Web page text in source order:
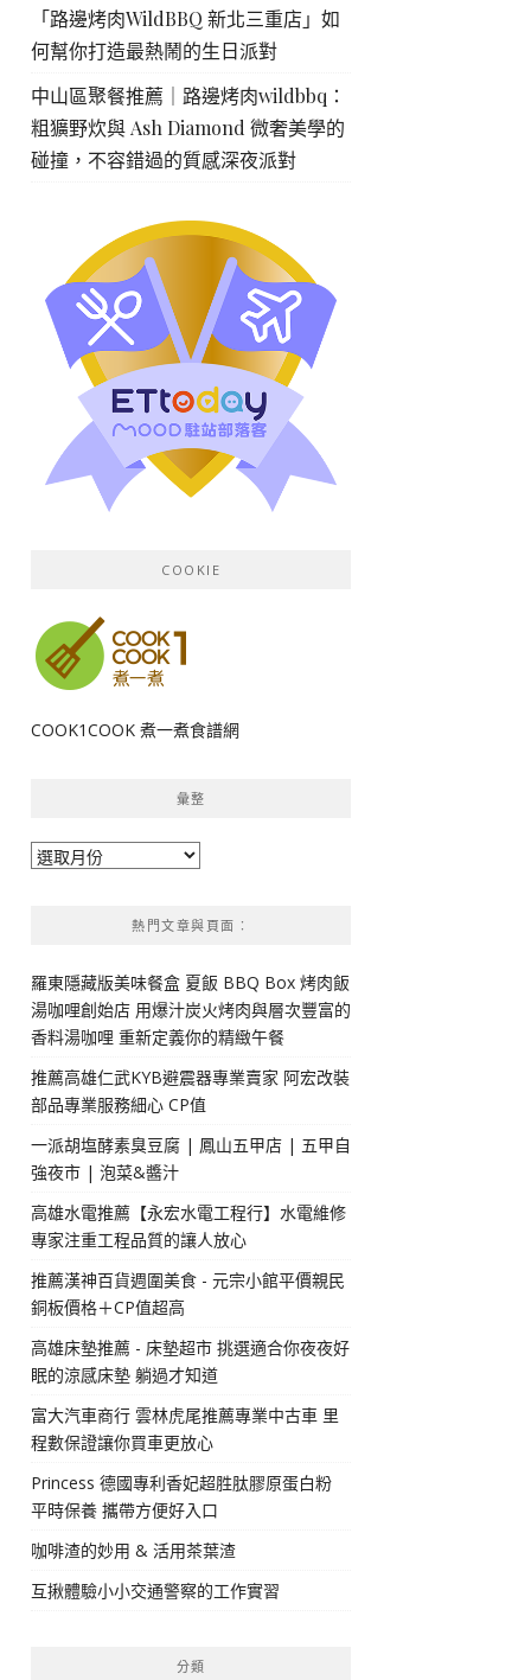
「路邊烤肉WildBBQ 新北三重店」如
何幫你打造最熱鬧的生日派對
中山區聚餐推薦｜路邊烤肉wildbbq：
粗獷野炊與 Ash Diamond 微奢美學的
碰撞，不容錯過的質感深夜派對
COOKIE
COOK1COOK 煮一煮食譜網
彙整
彙
熱門文章與頁面︰
羅東隱藏版美味餐盒 夏飯 BBQ Box 烤肉飯
湯咖哩創始店 用爆汁炭火烤肉與層次豐富的
香料湯咖哩 重新定義你的精緻午餐
推薦高雄仁武KYB避震器專業賣家 阿宏改裝
部品專業服務細心 CP值
一派胡塩酵素臭豆腐 | 鳳山五甲店 | 五甲自
強夜市 | 泡菜&醬汁
高雄水電推薦【永宏水電工程行】水電維修
專家注重工程品質的讓人放心
推薦漢神百貨週圍美食 - 元宗小館平價親民
銅板價格＋CP值超高
高雄床墊推薦 - 床墊超市 挑選適合你夜夜好
眠的涼感床墊 躺過才知道
富大汽車商行 雲林虎尾推薦專業中古車 里
程數保證讓你買車更放心
Princess 德國專利香妃超胜肽膠原蛋白粉
平時保養 攜帶方便好入口
咖啡渣的妙用 & 活用茶葉渣
互揪體驗小小交通警察的工作實習
分類